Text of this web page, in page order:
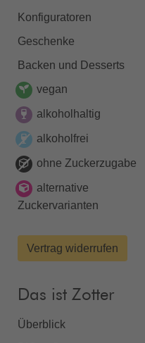
Konfiguratoren
Geschenke
Backen und Desserts
vegan
alkoholhaltig
alkoholfrei
ohne Zuckerzugabe
alternative
Zuckervarianten
Vertrag widerrufen
Das ist Zotter
Überblick